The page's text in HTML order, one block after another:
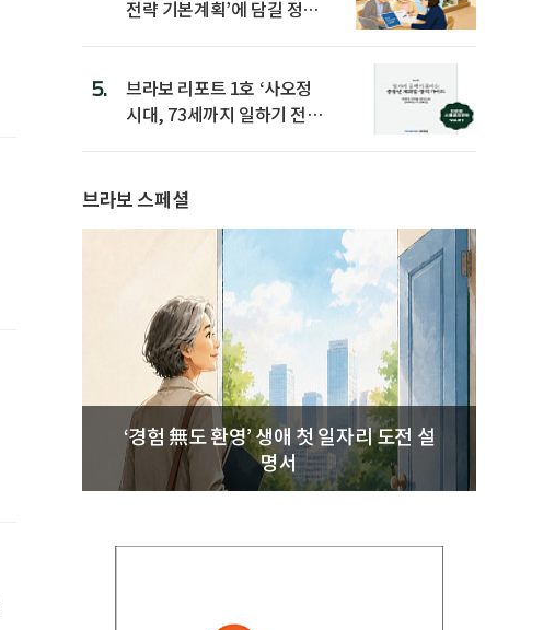
전략 기본계획’에 담길 정책
5.
브라보 리포트 1호 ‘사오정
시대, 73세까지 일하기 전략’
브라보 스페셜
‘경험 無도 환영’ 생애 첫 일자리 도전 설
명서